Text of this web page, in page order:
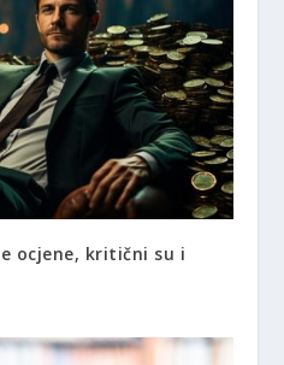
ocjene, kritični su i